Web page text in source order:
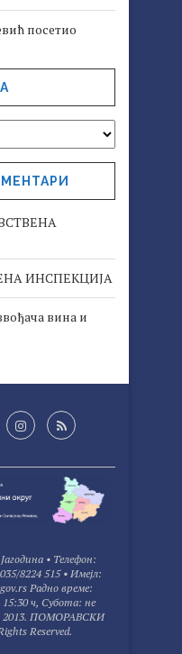
посетио
ИНСПЕКЦИЈА
вина и
• Tелефон:
8224 515 • Имејл:
Радно време:
ч, Субота: не
2013. ПОМОРАВСКИ
Reserved.